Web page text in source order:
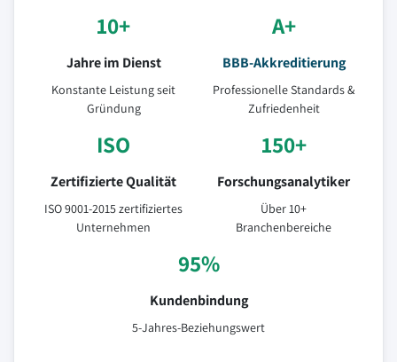
10+
Jahre im Dienst
Konstante Leistung seit
Gründung
A+
BBB-Akkreditierung
Professionelle Standards &
Zufriedenheit
ISO
Zertifizierte Qualität
ISO 9001-2015 zertifiziertes
Unternehmen
150+
Forschungsanalytiker
Über 10+
Branchenbereiche
95%
Kundenbindung
5-Jahres-Beziehungswert